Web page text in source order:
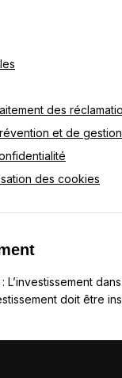
des
et de
des cookies
L’investissement
doit être